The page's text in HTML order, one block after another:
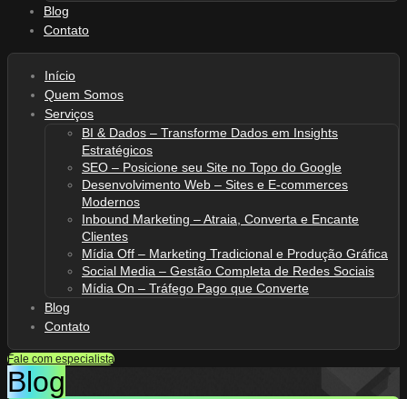
Blog
Contato
Início
Quem Somos
Serviços
BI & Dados – Transforme Dados em Insights
Estratégicos
SEO – Posicione seu Site no Topo do Google
Desenvolvimento Web – Sites e E-commerces
Modernos
Inbound Marketing – Atraia, Converta e Encante
Clientes
Mídia Off – Marketing Tradicional e Produção Gráfica
Social Media – Gestão Completa de Redes Sociais
Mídia On – Tráfego Pago que Converte
Blog
Contato
Fale com especialista
Blog